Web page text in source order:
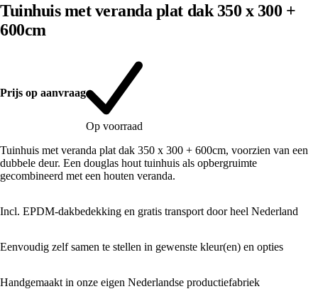
Tuinhuis met veranda plat dak 350 x 300 +
600cm
Prijs op aanvraag
Op voorraad
Tuinhuis met veranda plat dak 350 x 300 + 600cm, voorzien van een
dubbele deur. Een douglas hout tuinhuis als opbergruimte
gecombineerd met een houten veranda.
Incl. EPDM-dakbedekking en gratis transport door heel Nederland
Eenvoudig zelf samen te stellen in gewenste kleur(en) en opties
Handgemaakt in onze eigen Nederlandse productiefabriek